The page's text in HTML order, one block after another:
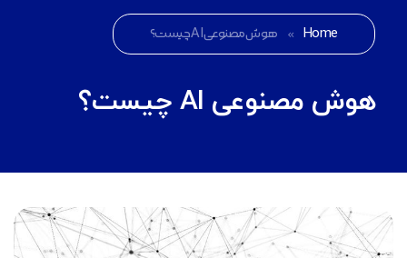
Home
» هوش مصنوعی AI چیست؟
هوش مصنوعی AI چیست؟